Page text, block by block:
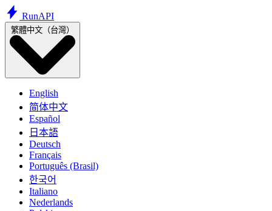
RunAPI
繁體中文（台灣）
English
简体中文
Español
日本語
Deutsch
Français
Português (Brasil)
한국어
Italiano
Nederlands